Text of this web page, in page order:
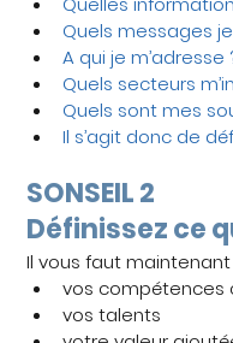
Quels messages
A qui je m’adresse
Quels secteurs
Quels sont mes
Il s’agit donc de
SONSEIL 2
Définissez ce
Il vous faut
vos compétences
vos talents